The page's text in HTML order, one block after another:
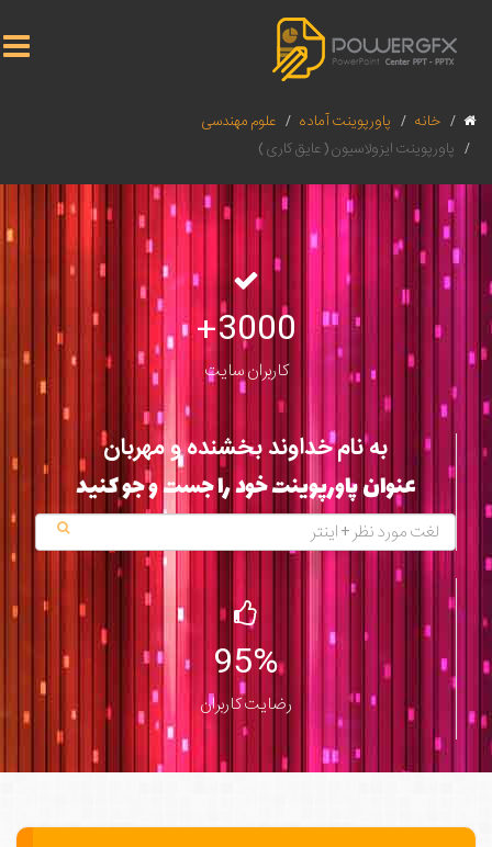
خانه پاورپوینت آماده
علوم مهندسی
پاورپوینت ایزولاسیون ( عایق کاری )
3000+
کاربران سایت
به نام خداوند بخشنده و مهربان
عنوان پاورپوینت خود را جست و جو کنید
95%
رضایت کاربران